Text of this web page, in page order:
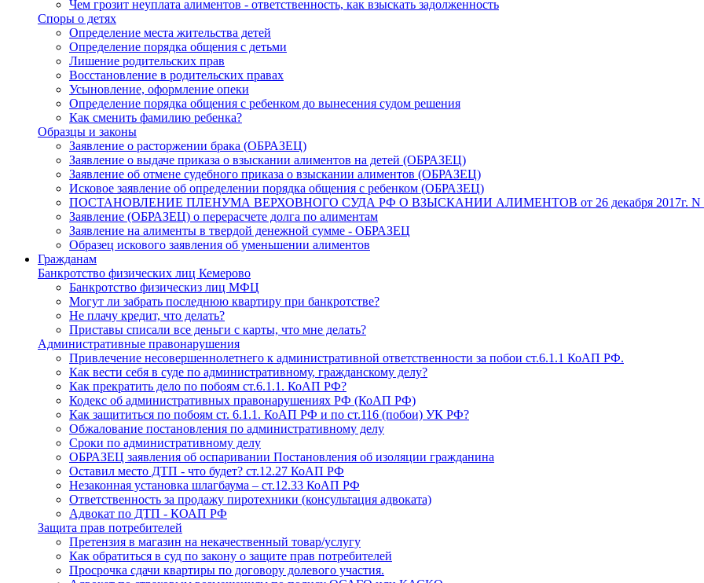
Чем грозит неуплата алиментов - ответственность, как взыскать задолженность
Споры о детях
Определение места жительства детей
Определение порядка общения с детьми
Лишение родительских прав
Восстановление в родительских правах
Усыновление, оформление опеки
Определение порядка общения с ребенком до вынесения судом решения
Как сменить фамилию ребенка?
Образцы и законы
Заявление о расторжении брака (ОБРАЗЕЦ)
Заявление о выдаче приказа о взыскании алиментов на детей (ОБРАЗЕЦ)
Заявление об отмене судебного приказа о взыскании алиментов (ОБРАЗЕЦ)
Исковое заявление об определении порядка общения с ребенком (ОБРАЗЕЦ)
ПОСТАНОВЛЕНИЕ ПЛЕНУМА ВЕРХОВНОГО СУДА РФ О ВЗЫСКАНИИ АЛИМЕНТОВ от 26 декабря 2017г. N
Заявление (ОБРАЗЕЦ) о перерасчете долга по алиментам
Заявление на алименты в твердой денежной сумме - ОБРАЗЕЦ
Образец искового заявления об уменьшении алиментов
Гражданам
Банкротство физических лиц Кемерово
Банкротство физическиз лиц МФЦ
Могут ли забрать последнюю квартиру при банкротстве?
Не плачу кредит, что делать?
Приставы списали все деньги с карты, что мне делать?
Административные правонарушения
Привлечение несовершеннолетнего к административной ответственности за побои ст.6.1.1 КоАП РФ.
Как вести себя в суде по административному, гражданскому делу?
Как прекратить дело по побоям ст.6.1.1. КоАП РФ?
Кодекс об административных правонарушениях РФ (КоАП РФ)
Как защититься по побоям ст. 6.1.1. КоАП РФ и по ст.116 (побои) УК РФ?
Обжалование постановления по административному делу
Сроки по административному делу
ОБРАЗЕЦ заявления об оспаривании Постановления об изоляции гражданина
Оставил место ДТП - что будет? ст.12.27 КоАП РФ
Незаконная установка шлагбаума – ст.12.33 КоАП РФ
Ответственность за продажу пиротехники (консультация адвоката)
Адвокат по ДТП - КОАП РФ
Защита прав потребителей
Претензия в магазин на некачественный товар/услугу
Как обратиться в суд по закону о защите прав потребителей
Просрочка сдачи квартиры по договору долевого участия.